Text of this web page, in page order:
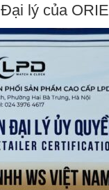
lý của